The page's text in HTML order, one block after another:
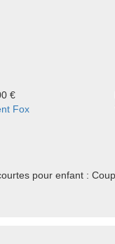
€
Fox
pour enfant :